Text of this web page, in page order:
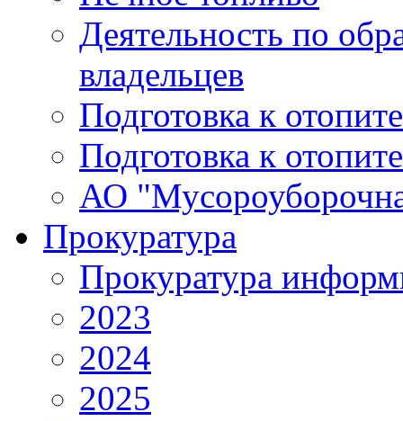
Деятельность по
владельцев
Подготовка к
Подготовка к
АО
Прокуратура
Прокуратура
2023
2024
2025